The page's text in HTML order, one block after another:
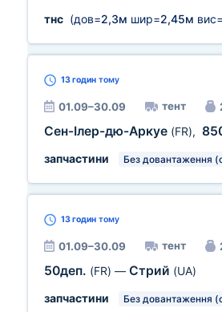
тнс (дов=2,3м шир=2,45м вис=
13 годин тому
01.09–30.09 тент
Сен-Ілер-дю-Аркуе (FR),
запчастини
Без довантаження
13 годин тому
01.09–30.09 тент
50деп. (FR) — Стрий (UA)
запчастини
Без довантаження